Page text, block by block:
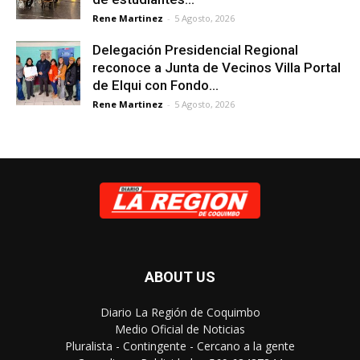
Rene Martinez - 5 Agosto, 2026
Delegación Presidencial Regional
reconoce a Junta de Vecinos Villa Portal
de Elqui con Fondo...
Rene Martinez - 5 Agosto, 2026
ABOUT US
Diario La Región de Coquimbo
Medio Oficial de Noticias
Pluralista - Contingente - Cercano a la gente